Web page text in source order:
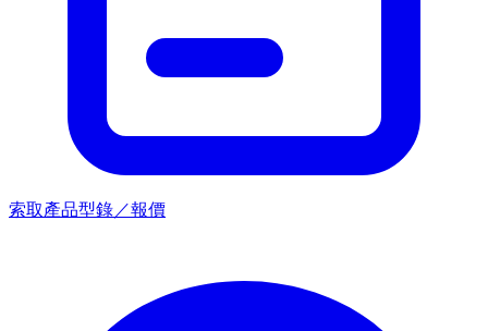
索取產品型錄／報價